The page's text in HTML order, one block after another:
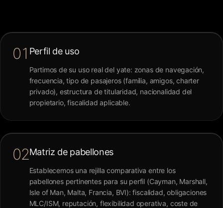
01 Perfil de uso
Partimos de su uso real del yate: zonas de navegación,
frecuencia, tipo de pasajeros (familia, amigos, charter
privado), estructura de titularidad, nacionalidad del
propietario, fiscalidad aplicable.
02Matriz de pabellones
Establecemos una rejilla comparativa entre los
pabellones pertinentes para su perfil (Cayman, Marshall,
Isle of Man, Malta, Francia, BVI): fiscalidad, obligaciones
MLC/ISM, reputación, flexibilidad operativa, coste de